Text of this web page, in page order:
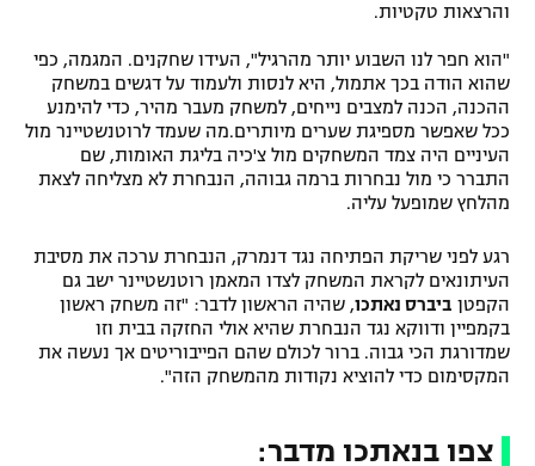
מדיניות פרטיות
תקנון פעילות ספורט 1
הצטרפות לחבילת הערוצים
לוח דרושים – ג'ובנט
ספורט אתגרי ואקסטרים
אומנויות לחימה
גיימינג E-Sports
והרצאות טקטיות.
"הוא חפר לנו השבוע יותר מהרגיל", העידו שחקנים. המגמה, כפי
שהוא הודה בכך אתמול, היא לנסות ולעמוד על דגשים במשחק
ההכנה, הכנה למצבים נייחים, למשחק מעבר מהיר, כדי להימנע
ככל שאפשר מספיגת שערים מיותרים.מה שעמד לרוטנשטיינר מול
העיניים היה צמד המשחקים מול צ'כיה בליגת האומות, שם
התברר כי מול נבחרות ברמה גבוהה, הנבחרת לא מצליחה לצאת
מהלחץ שמופעל עליה.
רגע לפני שריקת הפתיחה נגד דנמרק, הנבחרת ערכה את מסיבת
העיתונאים לקראת המשחק לצדו המאמן רוטנשטיינר ישב גם
הקפטן ביברס נאתכו, שהיה הראשון לדבר: "זה משחק ראשון
בקמפיין ודווקא נגד הנבחרת שהיא אולי החזקה בבית וזו
שמדורגת הכי גבוה. ברור לכולם שהם הפייבוריטים אך נעשה את
המקסימום כדי להוציא נקודות מהמשחק הזה".
צפו בנאתכו מדבר: